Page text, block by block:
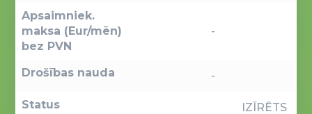
Apsaimniek.
maksa (Eur/mēn)
bez PVN
-
Drošības nauda -
Status IZĪRĒTS